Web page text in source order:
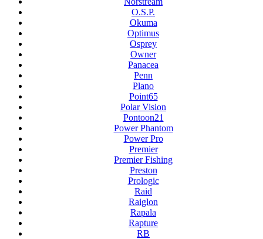
O.S.P.
Okuma
Optimus
Osprey
Owner
Panacea
Penn
Plano
Point65
Polar Vision
Pontoon21
Power Phantom
Power Pro
Premier
Premier Fishing
Preston
Prologic
Raid
Raiglon
Rapala
Rapture
RB